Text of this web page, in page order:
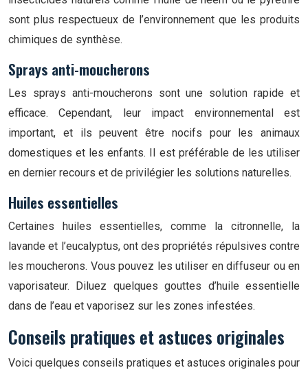
sont plus respectueux de l’environnement que les produits
chimiques de synthèse.
Sprays anti-moucherons
Les sprays anti-moucherons sont une solution rapide et
efficace. Cependant, leur impact environnemental est
important, et ils peuvent être nocifs pour les animaux
domestiques et les enfants. Il est préférable de les utiliser
en dernier recours et de privilégier les solutions naturelles.
Huiles essentielles
Certaines huiles essentielles, comme la citronnelle, la
lavande et l’eucalyptus, ont des propriétés répulsives contre
les moucherons. Vous pouvez les utiliser en diffuseur ou en
vaporisateur. Diluez quelques gouttes d’huile essentielle
dans de l’eau et vaporisez sur les zones infestées.
Conseils pratiques et astuces originales
Voici quelques conseils pratiques et astuces originales pour